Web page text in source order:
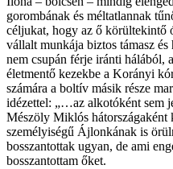
gorombának és méltatlannak
céljukat, hogy az ő körültekintő
vállalt munkája biztos támasz
nem csupán férje iránti hálából,
életmentő kezekbe a Korányi
számára a boltív másik része
idézettel: „…az alkotóként sem
Mészöly Miklós hátországaként
személyiségű Ájlonkának is
bosszantottak ugyan, de ami
bosszantottam őket.